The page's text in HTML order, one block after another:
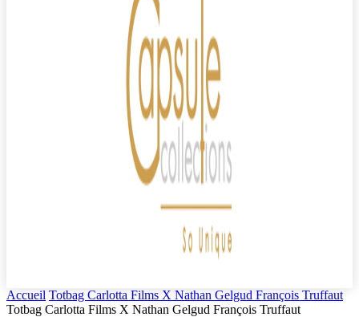
Accueil Totbag Carlotta Films X Nathan Gelgud François Truffaut
Totbag Carlotta Films X Nathan Gelgud François Truffaut